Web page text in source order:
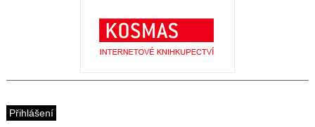
Přihlášení